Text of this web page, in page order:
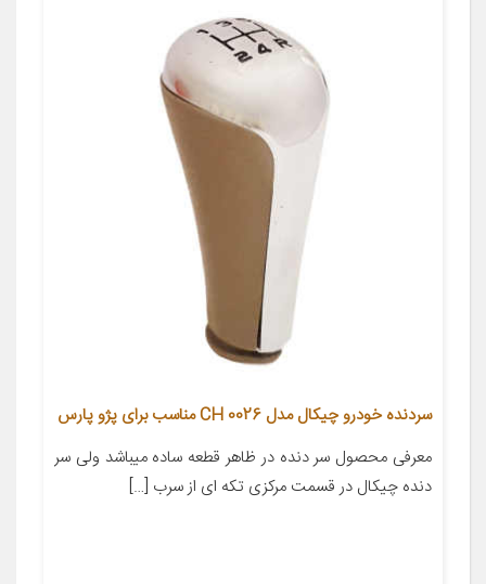
سردنده خودرو چیکال مدل CH 0026 مناسب برای پژو پارس
معرفی محصول سر دنده در ظاهر قطعه ساده میباشد ولی سر
دنده چیکال در قسمت مرکزی تکه ای از سرب […]